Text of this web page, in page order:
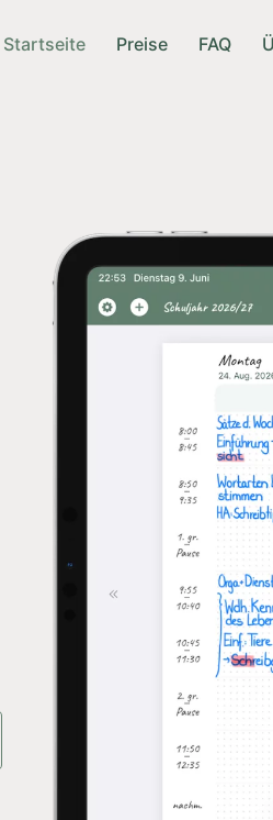
Startseite Preise FAQ